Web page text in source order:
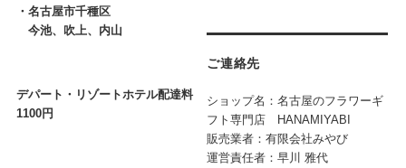
・ 名古屋市千種区
今池、吹上、内山
デパート・リゾートホテル配達料
1100円
ご連絡先
ショップ名：名古屋のフラワーギ
フト専門店 HANAMIYABI
販売業者：有限会社みやび
運営責任者：早川 雅代